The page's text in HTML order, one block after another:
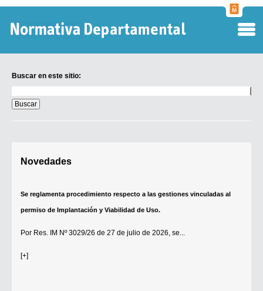
Buscar en este sitio:
en
este
sitio:
Novedades
Se reglamenta procedimiento respecto a las gestiones vinculadas al
permiso de Implantación y Viabilidad de Uso.
Por Res. IM Nº 3029/26 de 27 de julio de 2026, se...
[+]